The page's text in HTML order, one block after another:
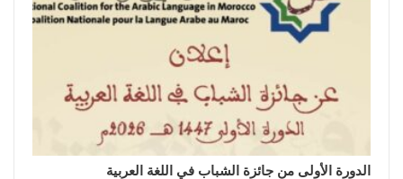
الدورة الأولى من جائزة الشباب في اللغة العربية